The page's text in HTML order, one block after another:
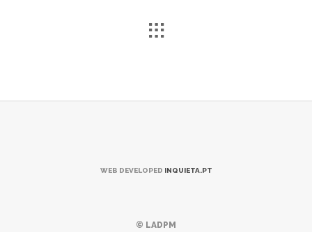
WEB DEVELOPED INQUIETA.PT
© LADPM